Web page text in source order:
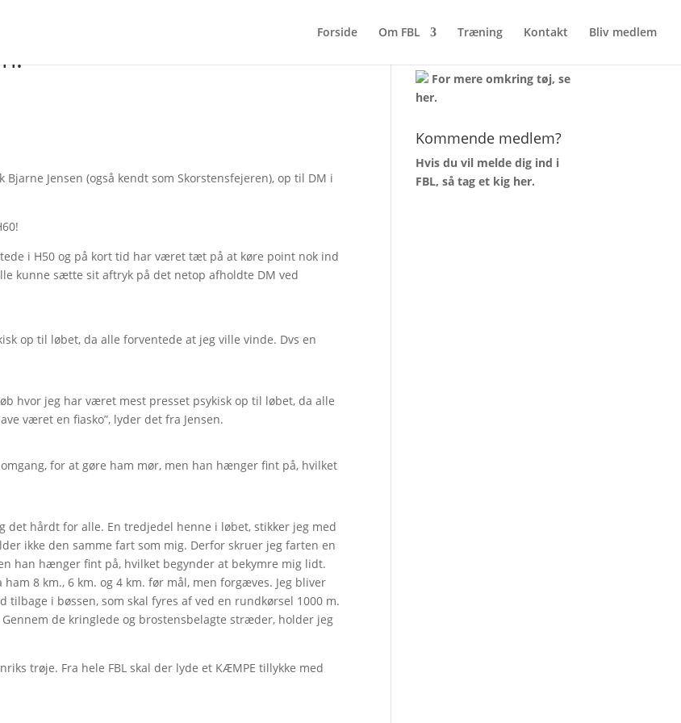
Forside Om FBL Træning Kontakt Bliv medlem
Jensen (også kendt som Skorstensfejeren), op til DM i
i H50 og på kort tid har været tæt på at køre point nok ind
kunne sætte sit aftryk på det netop afholdte DM ved
op til løbet, da alle forventede at jeg ville vinde. Dvs en
hvor jeg har været mest presset psykisk op til løbet, da alle
været en fiasko”, lyder det fra Jensen.
forat gøre ham mør, men han hænger fint på, hvilket
det hårdt for alle. En tredjedel henne i løbet, stikker jeg med
ikke den samme fart som mig. Derfor skruer jeg farten en
han hænger fint på, hvilket begynder at bekymre mig lidt.
8 km., 6 km. og 4 km. før mål, men forgæves. Jeg bliver
i bøssen, som skal fyres af ved en rundkørsel 1000 m.
de kringlede og brostensbelagte stræder, holder jeg
trøje. Fra hele FBL skal der lyde et KÆMPE tillykke med
For mere omkring tøj, se
her.
Kommende medlem?
Hvis du vil melde dig ind i
FBL, så tag et kig her.